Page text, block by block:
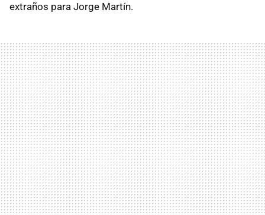
extraños para Jorge Martín.